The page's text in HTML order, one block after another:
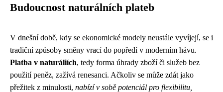
Budoucnost naturálních plateb
V dnešní době, kdy se ekonomické modely neustále vyvíjejí, se i
tradiční způsoby směny vrací do popředí v moderním hávu.
Platba v naturáliích, tedy forma úhrady zboží či služeb bez
použití peněz, zažívá renesanci. Ačkoliv se může zdát jako
přežitek z minulosti, nabízí v sobě potenciál pro flexibilitu,